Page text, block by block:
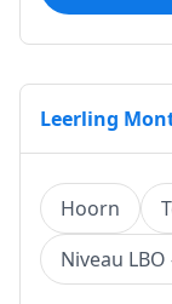
Leerling
Hoorn
Niveau LBO